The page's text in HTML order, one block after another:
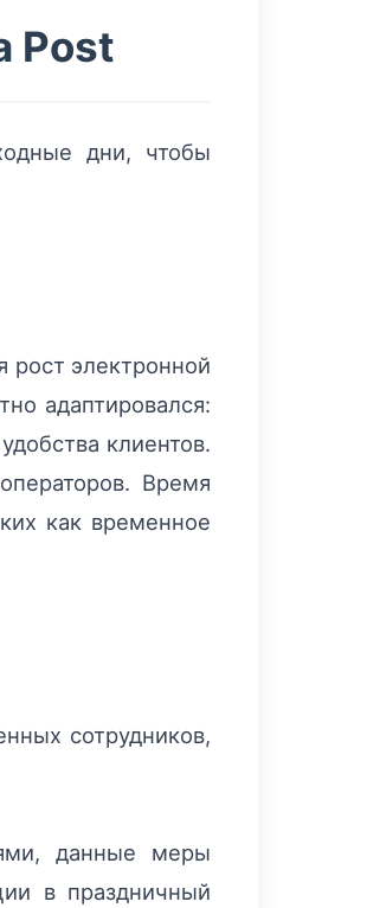
Post
дни, чтобы
рост электронной
адаптировался:
клиентов.
Время
как временное
сотрудников,
данные меры
в праздничный